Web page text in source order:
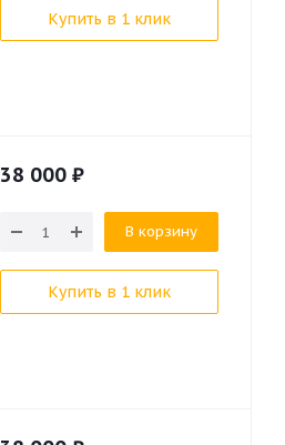
Купить в 1 клик
38 000 ₽
В корзину
Купить в 1 клик